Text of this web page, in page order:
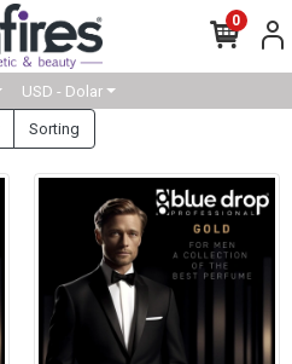
0
USD - Dolar
Sorting